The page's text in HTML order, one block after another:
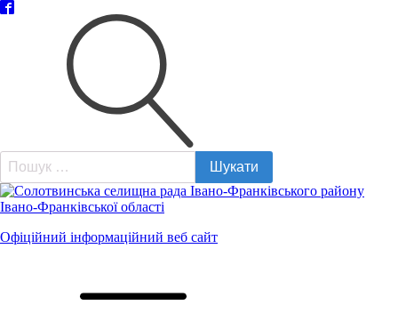
Пошук:
Офіційний інформаційний веб сайт